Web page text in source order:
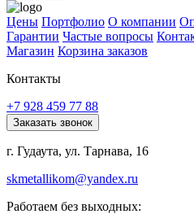
Цены Портфолио О компании
Гарантии Частые вопросы
Магазин Корзина заказов
Контакты
+7 928 459 77 88
Заказать звонок
г. Гудаута, ул. Тарнава, 16
skmetallikom@yandex.ru
Работаем без выходных: